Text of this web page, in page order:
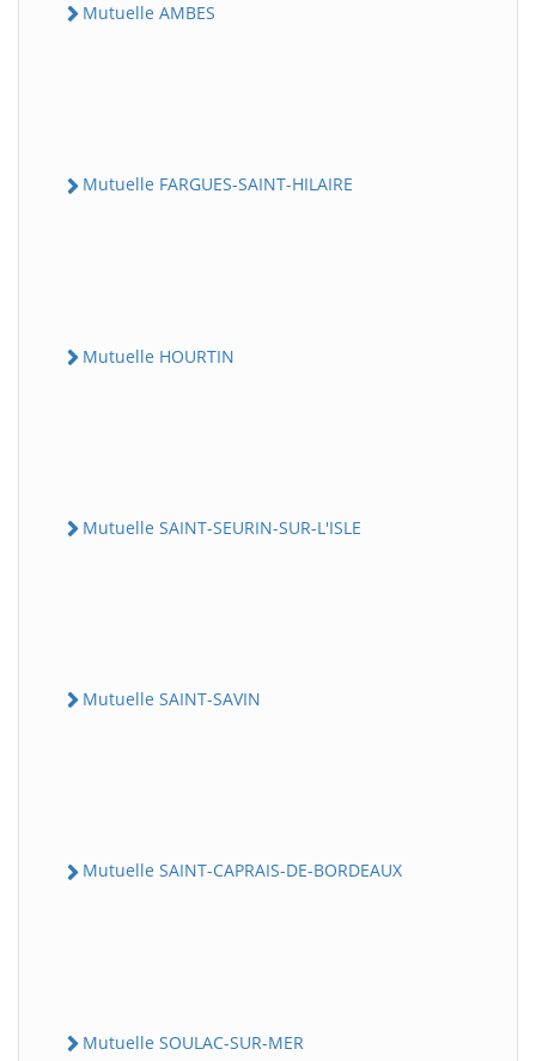
Mutuelle AMBES
Mutuelle FARGUES-SAINT-HILAIRE
Mutuelle HOURTIN
Mutuelle SAINT-SEURIN-SUR-L'ISLE
Mutuelle SAINT-SAVIN
Mutuelle SAINT-CAPRAIS-DE-BORDEAUX
Mutuelle SOULAC-SUR-MER